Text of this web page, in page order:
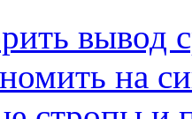
вывод
на